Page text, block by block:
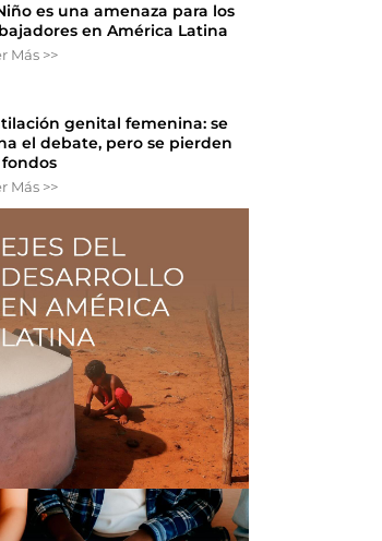
es una amenaza para los
en América Latina
Más >>
genital femenina: se
el debate, pero se pierden
fondos
Más >>